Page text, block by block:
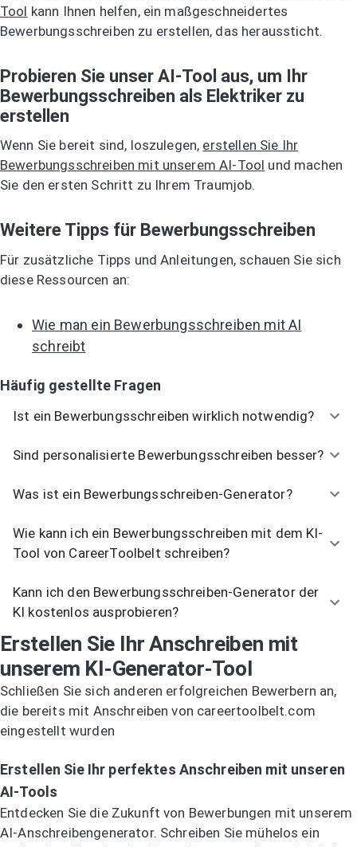
Tool kann Ihnen helfen, ein maßgeschneidertes
Bewerbungsschreiben zu erstellen, das heraussticht.
Probieren Sie unser AI-Tool aus, um Ihr
Bewerbungsschreiben als Elektriker zu
erstellen
Wenn Sie bereit sind, loszulegen, erstellen Sie Ihr
Bewerbungsschreiben mit unserem AI-Tool und machen
Sie den ersten Schritt zu Ihrem Traumjob.
Weitere Tipps für Bewerbungsschreiben
Für zusätzliche Tipps und Anleitungen, schauen Sie sich
diese Ressourcen an:
Wie man ein Bewerbungsschreiben mit AI
schreibt
Häufig gestellte Fragen
Ist ein Bewerbungsschreiben wirklich notwendig?
Sind personalisierte Bewerbungsschreiben besser?
Was ist ein Bewerbungsschreiben-Generator?
Wie kann ich ein Bewerbungsschreiben mit dem KI-
Tool von CareerToolbelt schreiben?
Kann ich den Bewerbungsschreiben-Generator der
KI kostenlos ausprobieren?
Erstellen Sie Ihr Anschreiben mit
unserem KI-Generator-Tool
Schließen Sie sich anderen erfolgreichen Bewerbern an,
die bereits mit Anschreiben von careertoolbelt.com
eingestellt wurden
Erstellen Sie Ihr perfektes Anschreiben mit unseren
AI-Tools
Entdecken Sie die Zukunft von Bewerbungen mit unserem
AI-Anschreibengenerator. Schreiben Sie mühelos ein